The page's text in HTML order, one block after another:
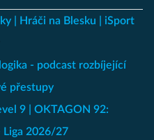
Hráči na Blesku
iSport
- podcast rozbíjející
přestupy
9
OKTAGON 92:
Liga 2026/27